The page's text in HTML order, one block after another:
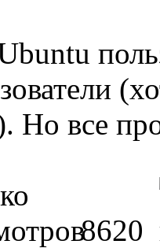
Но все
8620